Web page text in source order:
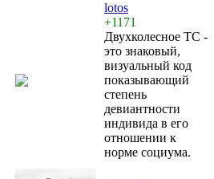
lotos
+1171
Двухколесное ТС -
это знаковый,
визуальный код
показывающий
степень
девиантности
индивида в его
отношении к
норме социума.